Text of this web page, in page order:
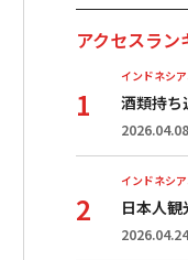
アクセスラン
インドネシ
酒類持ち
2026.04.08
インドネシ
日本人
2026.04.24